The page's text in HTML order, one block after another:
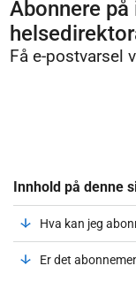
Abonnere på
Få e-postvarsel
Innhold på denne
Hva kan jeg
Er det